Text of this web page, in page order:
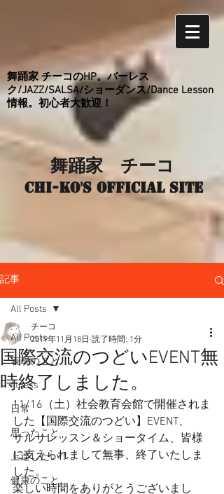
舞踊家 チーコのHP。バーレス
ク/JAZZ/SALSA/ショーダンス/Dance Lesson
情報。初心者大歓迎！
舞踊家 チーコ
Chi-ko's Official site
記事
All Posts
表現のこと
fitness
日常
思ったこと
上達したい！
健康のこと。
All Posts
国際交流のつどいEVENT無
時終了しました。
チーコ
2019年11月18日 読了時間: 1分
11/16（土）社会教育会館で開催されま
した【国際交流のつどい】EVENT、
サルサレッスン＆ショータイム、皆様
に支えられまして無事、終了いたしま
した。
楽しい時間をありがとうございまし